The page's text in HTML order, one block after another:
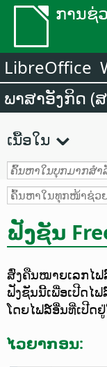
ການຊ່
LibreOffice
ພາສາອັງກິດ (
ເນື້ອໃນ
ຟັງຊັນ
ສົ່ງຄືນໝາຍເລກໄຟ
ຟັງຊັນນີ້ເພື່ອເປີດໄ
ໂດຍໄຟລ໌ອື່ນທີ່ເປີດ
ໄວຍາກອນ: